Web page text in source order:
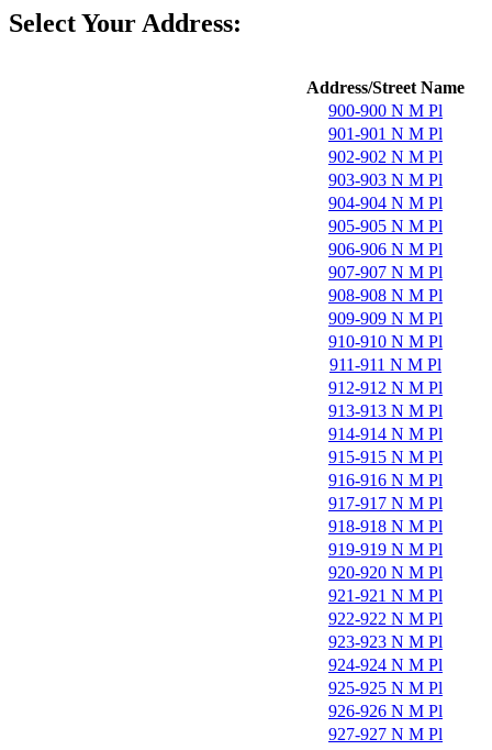
Select Your Address:
Address/Street Name
900-900 N M Pl
901-901 N M Pl
902-902 N M Pl
903-903 N M Pl
904-904 N M Pl
905-905 N M Pl
906-906 N M Pl
907-907 N M Pl
908-908 N M Pl
909-909 N M Pl
910-910 N M Pl
911-911 N M Pl
912-912 N M Pl
913-913 N M Pl
914-914 N M Pl
915-915 N M Pl
916-916 N M Pl
917-917 N M Pl
918-918 N M Pl
919-919 N M Pl
920-920 N M Pl
921-921 N M Pl
922-922 N M Pl
923-923 N M Pl
924-924 N M Pl
925-925 N M Pl
926-926 N M Pl
927-927 N M Pl